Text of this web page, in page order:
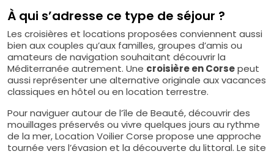
À qui s’adresse ce type de séjour ?
Les croisières et locations proposées conviennent aussi
bien aux couples qu’aux familles, groupes d’amis ou
amateurs de navigation souhaitant découvrir la
Méditerranée autrement. Une croisière en Corsepeut
aussi représenter une alternative originale aux vacances
classiques en hôtel ou en location terrestre.
Pour naviguer autour de l’île de Beauté, découvrir des
mouillages préservés ou vivre quelques jours au rythme
de la mer, Location Voilier Corse propose une approche
tournée vers l’évasion et la découverte du littoral. Le site